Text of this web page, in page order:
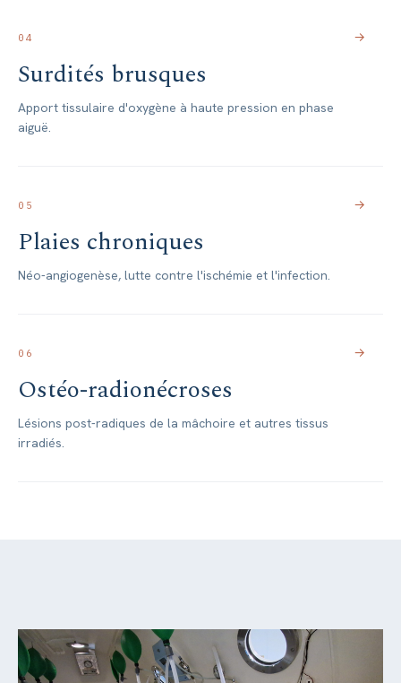
04 →
Surdités brusques
Apport tissulaire d'oxygène à haute pression en phase
aiguë.
05 →
Plaies chroniques
Néo-angiogenèse, lutte contre l'ischémie et l'infection.
06 →
Ostéo-radionécroses
Lésions post-radiques de la mâchoire et autres tissus
irradiés.